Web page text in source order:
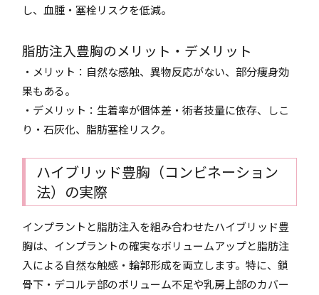
し、血腫・塞栓リスクを低減。
脂肪注入豊胸のメリット・デメリット
・メリット：自然な感触、異物反応がない、部分痩身効
果もある。
・デメリット：生着率が個体差・術者技量に依存、しこ
り・石灰化、脂肪塞栓リスク。
ハイブリッド豊胸（コンビネーション
法）の実際
インプラントと脂肪注入を組み合わせたハイブリッド豊
胸は、インプラントの確実なボリュームアップと脂肪注
入による自然な触感・輪郭形成を両立します。特に、鎖
骨下・デコルテ部のボリューム不足や乳房上部のカバー